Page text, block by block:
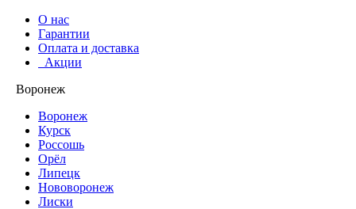
О нас
Гарантии
Оплата и доставка
Акции
Воронеж
Воронеж
Курск
Россошь
Орёл
Липецк
Нововоронеж
Лиски